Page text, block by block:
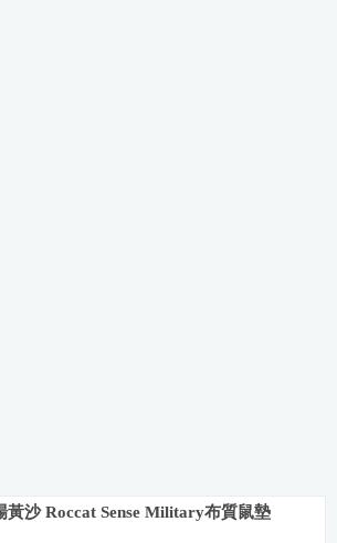
黃沙 Roccat Sense Military布質鼠墊